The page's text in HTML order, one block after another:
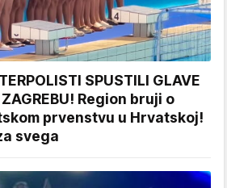
SPUSTILI GLAVE
Region bruji o
prvenstvu u Hrvatskoj!
svega